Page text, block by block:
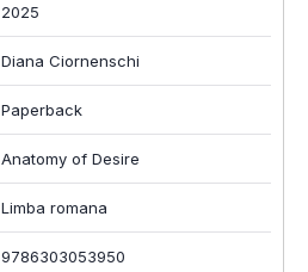
2025
Diana Ciornenschi
Paperback
Anatomy of Desire
Limba romana
9786303053950